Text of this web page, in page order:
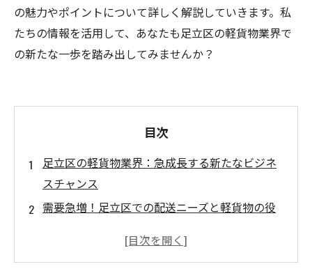
の魅力やポイントについて詳しく解説していきます。私
たちの情報を活用して、あなたも足立区の軽貨物業界で
の新たな一歩を踏み出してみませんか？
目次
足立区の軽貨物業界：急成長する新たなビジネ
スチャンス
需要急増！足立区での配送ニーズと軽貨物の役
なぜ足立区が軽貨物業界の中心地になっている